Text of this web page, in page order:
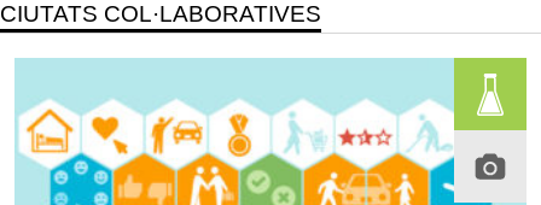
CIUTATS COL·LABORATIVES